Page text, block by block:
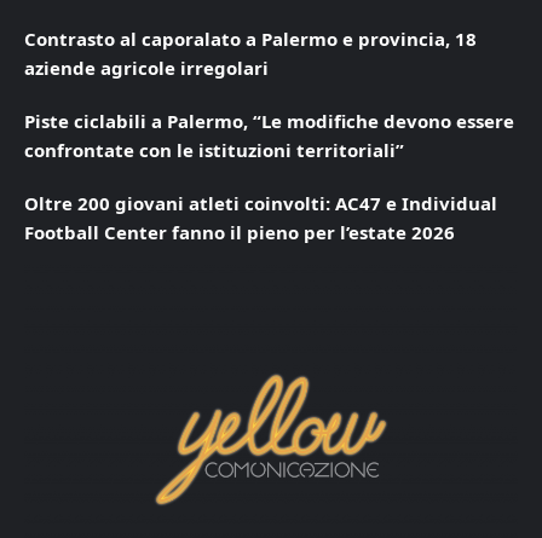
Contrasto al caporalato a Palermo e provincia, 18
aziende agricole irregolari
Piste ciclabili a Palermo, “Le modifiche devono essere
confrontate con le istituzioni territoriali”
Oltre 200 giovani atleti coinvolti: AC47 e Individual
Football Center fanno il pieno per l’estate 2026